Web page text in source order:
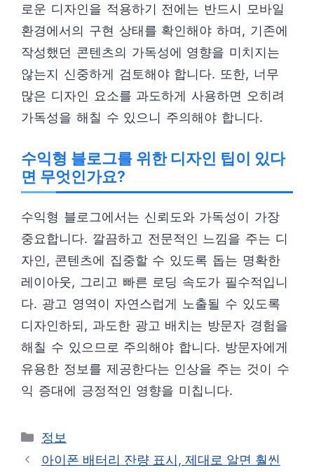
로운 디자인을 적용하기 전에는 반드시 모바일
환경에서의 구현 상태를 확인해야 하며, 기존에
작성했던 콘텐츠의 가독성에 영향을 미치지는
않는지 신중하게 검토해야 합니다. 또한, 너무
많은 디자인 요소를 과도하게 사용하면 오히려
가독성을 해칠 수 있으니 주의해야 합니다.
수익형 블로그를 위한 디자인 팁이 있다
면 무엇인가요?
수익형 블로그에서는 신뢰도와 가독성이 가장
중요합니다. 깔끔하고 전문적인 느낌을 주는 디
자인, 콘텐츠에 집중할 수 있도록 돕는 명확한
레이아웃, 그리고 빠른 로딩 속도가 필수적입니
다. 광고 영역이 자연스럽게 노출될 수 있도록
디자인하되, 과도한 광고 배치는 방문자 경험을
해칠 수 있으므로 주의해야 합니다. 방문자에게
유용한 정보를 제공한다는 인상을 주는 것이 수
익 증대에 긍정적인 영향을 미칩니다.
카
테
정보
아이폰 배터리 잔량 표시, 제대로 알면 훨씬